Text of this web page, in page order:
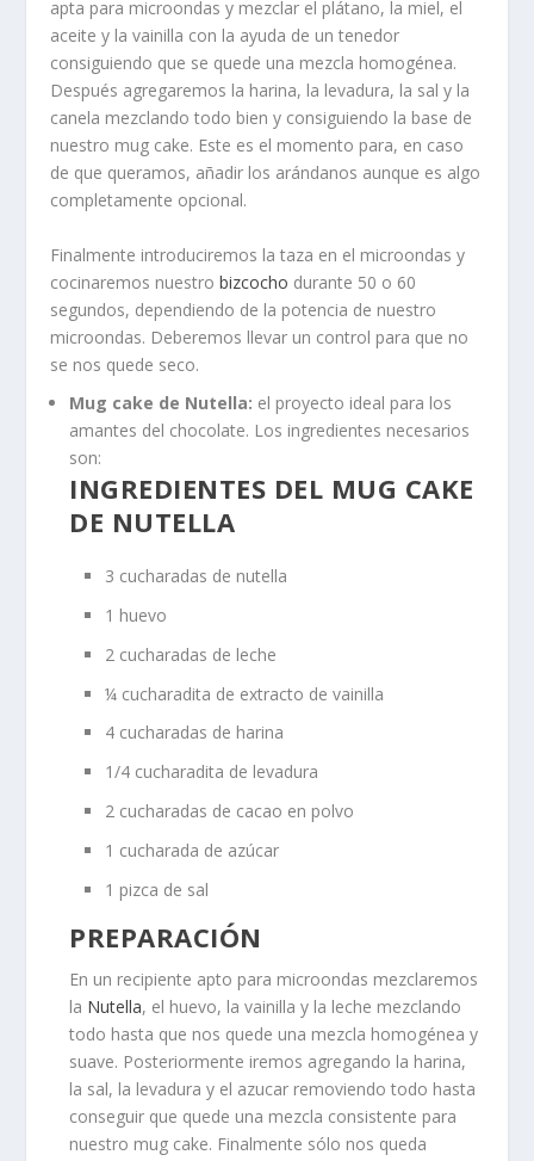
apta para microondas y mezclar el plátano, la miel, el
aceite y la vainilla con la ayuda de un tenedor
consiguiendo que se quede una mezcla homogénea.
Después agregaremos la harina, la levadura, la sal y la
canela mezclando todo bien y consiguiendo la base de
nuestro mug cake. Este es el momento para, en caso
de que queramos, añadir los arándanos aunque es algo
completamente opcional.
Finalmente introduciremos la taza en el microondas y
cocinaremos nuestrobizcocho durante 50 o 60
segundos, dependiendo de la potencia de nuestro
microondas. Deberemos llevar un control para que no
se nos quede seco.
Mug cake de Nutella: el proyecto ideal para los
amantes del chocolate. Los ingredientes necesarios
son:
INGREDIENTES DEL MUG CAKE
DE NUTELLA
3 cucharadas de nutella
1 huevo
2 cucharadas de leche
¼ cucharadita de extracto de vainilla
4 cucharadas de harina
1/4 cucharadita de levadura
2 cucharadas de cacao en polvo
1 cucharada de azúcar
1 pizca de sal
PREPARACIÓN
En un recipiente apto para microondas mezclaremos
la Nutella, el huevo, la vainilla y la leche mezclando
todo hasta que nos quede una mezcla homogénea y
suave. Posteriormente iremos agregando la harina,
la sal, la levadura y el azucar removiendo todo hasta
conseguir que quede una mezcla consistente para
nuestro mug cake. Finalmente sólo nos queda